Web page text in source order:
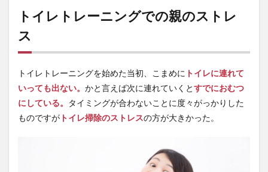
トイレトレーニングでの親のストレ
ス
トイレトレーニングを始めた当初、こまめに トイレに連れて
いっても出ない。 かと言えば次に連れていくとすでにおむつ
にしている。
タイミングが合わないことに度々がっかりした
ものですが トイレ掃除のストレスの方が大きかった。